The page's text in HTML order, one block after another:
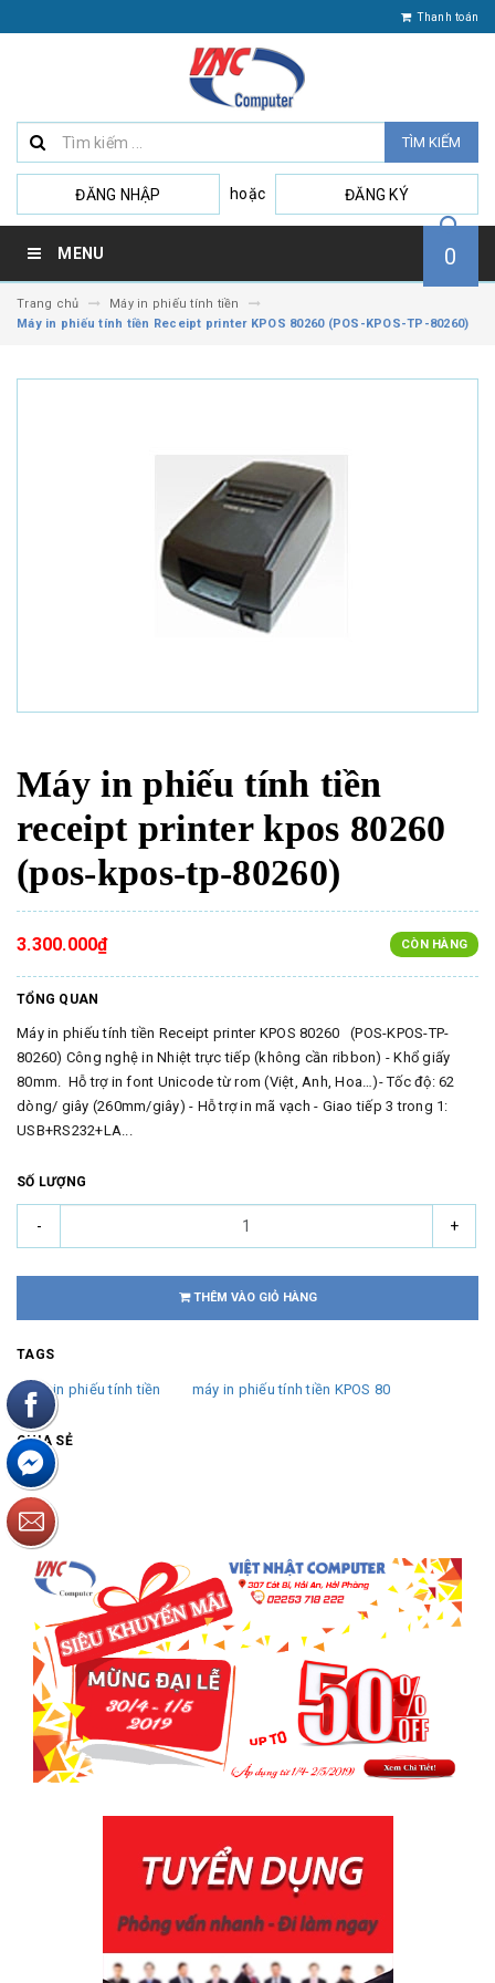
Thanh toán
TÌM KIẾM
ĐĂNG NHẬP hoặc ĐĂNG KÝ
MENU 0
Trang chủ
Máy in phiếu tính tiền
Máy in phiếu tính tiền Receipt printer KPOS 80260 (POS-KPOS-TP-80260)
Máy in phiếu tính tiền
receipt printer kpos 80260
(pos-kpos-tp-80260)
3.300.000₫ CÒN HÀNG
TỔNG QUAN
Máy in phiếu tính tiền Receipt printer KPOS 80260 (POS-KPOS-TP-
80260) Công nghệ in Nhiệt trực tiếp (không cần ribbon) - Khổ giấy
80mm. Hỗ trợ in font Unicode từ rom (Việt, Anh, Hoa…)- Tốc độ: 62
dòng/ giây (260mm/giây) - Hỗ trợ in mã vạch - Giao tiếp 3 trong 1:
USB+RS232+LA...
SỐ LƯỢNG
- +
THÊM VÀO GIỎ HÀNG
TAGS
máy in phiếu tính tiền máy in phiếu tính tiền KPOS 80
CHIA SẺ